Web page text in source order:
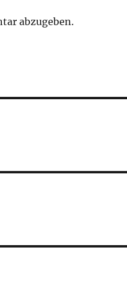
abzugeben.